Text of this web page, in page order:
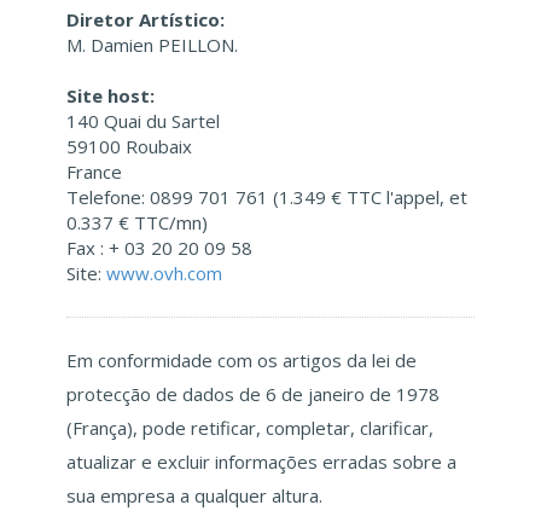
Diretor Artístico:
M. Damien PEILLON.
Site host:
140 Quai du Sartel
59100 Roubaix
France
Telefone: 0899 701 761 (1.349 € TTC l'appel, et
0.337 € TTC/mn)
Fax : + 03 20 20 09 58
Site: www.ovh.com
Em conformidade com os artigos da lei de
protecção de dados de 6 de janeiro de 1978
(França), pode retificar, completar, clarificar,
atualizar e excluir informações erradas sobre a
sua empresa a qualquer altura.